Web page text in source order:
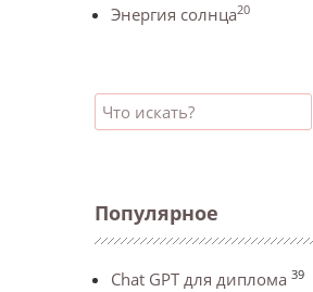
Энергия солнца20
Популярное
Chat GPT для диплома 39